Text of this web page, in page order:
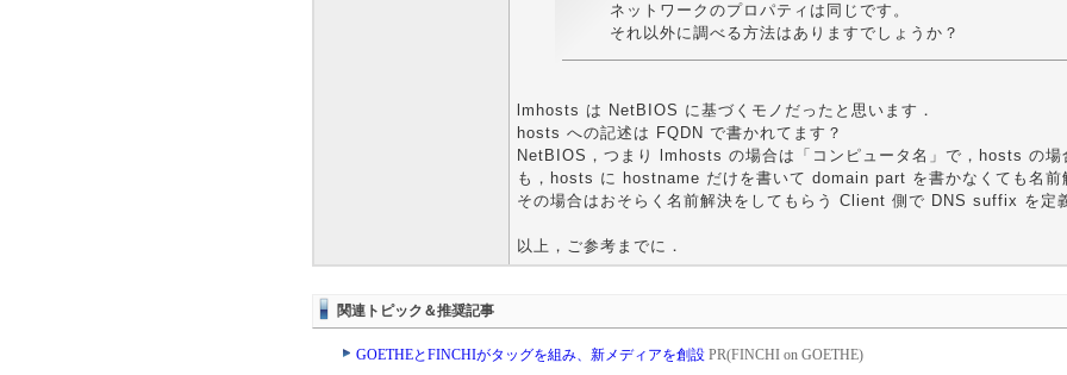
ネットワークのプロパティは同じです。
それ以外に調べる方法はありますでしょうか？
lmhosts は NetBIOS に基づくモノだったと思います．
hosts への記述は FQDN で書かれてます？
NetBIOS，つまり lmhosts の場合は「コンピュータ名」で，hosts の
も，hosts に hostname だけを書いて domain part を書かなくても名前
その場合はおそらく名前解決をしてもらう Client 側で DNS suffix を定
以上，ご参考までに．
関連トピック＆推奨記事
GOETHEとFINCHIがタッグを組み、新メディアを創設 PR(FINCHI on GOETHE)